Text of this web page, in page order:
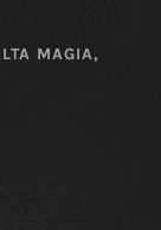
MAGIA,